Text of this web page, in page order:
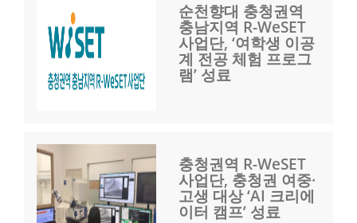
순천향대 충청권역
충남지역 R-WeSET
사업단, ‘여학생 이공
계 전공 체험 프로그
램’ 성료
충청권역 R-WeSET
사업단, 충청권 여중·
고생 대상 ‘AI 크리에
이터 캠프’ 성료